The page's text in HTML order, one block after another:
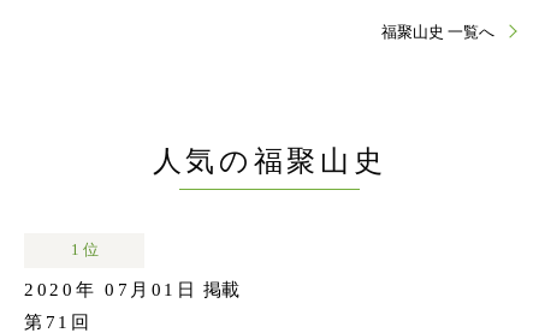
福聚山史 一覧へ
人気の福聚山史
1 位
2020年 07月01日
掲載
第71回